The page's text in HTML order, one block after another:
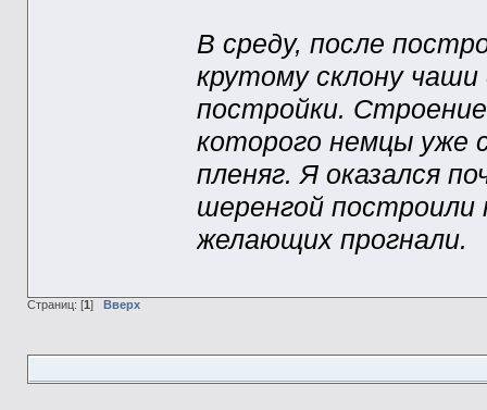
В среду, после
крутому склону
постройки.
которого немцы уже
пленяг. Я оказался
шеренгой
желающих прогнали.
Страниц: [1 ] Вверх